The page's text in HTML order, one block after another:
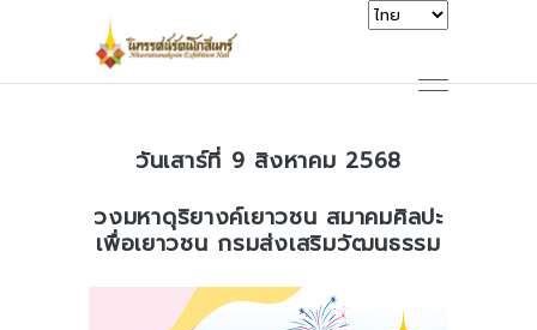
วันเสาร์ที่ 9 สิงหาคม 2568
วงมหาดุริยางค์เยาวชน สมาคมศิลปะ
เพื่อเยาวชน กรมส่งเสริมวัฒนธรรม